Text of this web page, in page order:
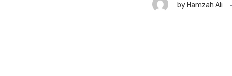
by Hamzah Ali